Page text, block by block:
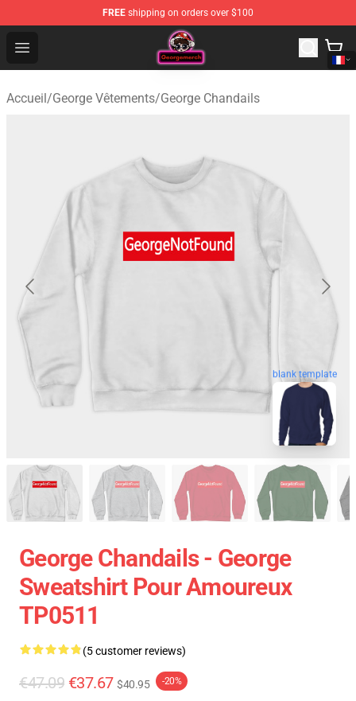
FREE shipping on orders over $100
Open menu
George Store - Official George Merchandise Shop
Accueil/George Vêtements/George Chandails
blank template
George Chandails - George
Sweatshirt Pour Amoureux
TP0511
(5 customer reviews)
€47.09 €37.67 $40.95 -20%